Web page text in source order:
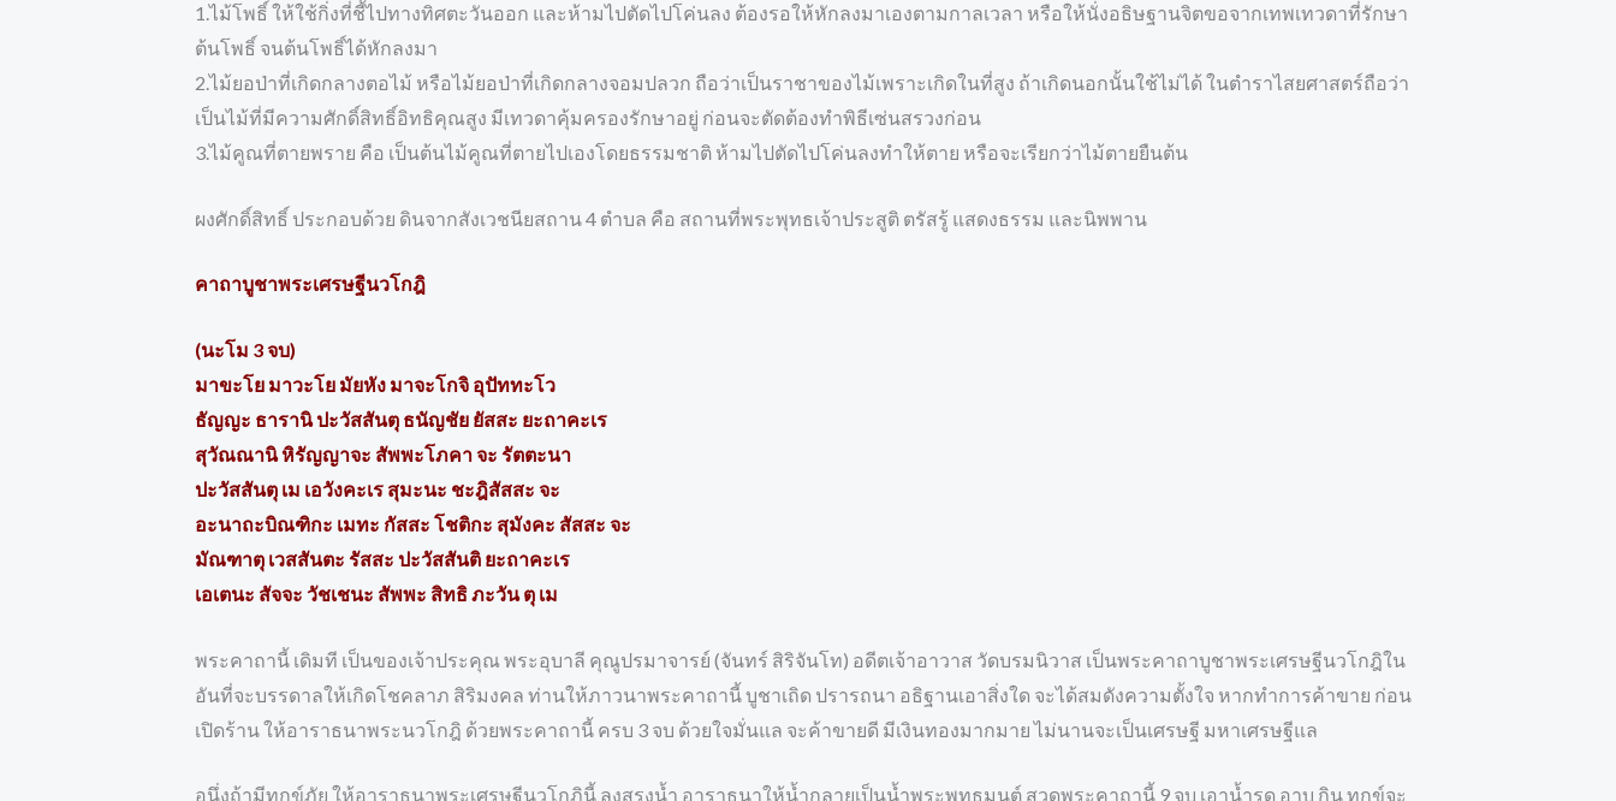
1.ไม้โพธิ์ ให้ใช้กิ่งที่ชี้ไปทางทิศตะวันออก และห้ามไปตัดไปโค่นลง ต้องรอให้หักลงมาเองตามกาลเวลา หรือให้นั่งอธิษฐานจิตขอจากเทพเทวดาที่รักษา
ต้นโพธิ์ จนต้นโพธิ์ได้หักลงมา
2.ไม้ยอป่าที่เกิดกลางตอไม้ หรือไม้ยอป่าที่เกิดกลางจอมปลวก ถือว่าเป็นราชาของไม้เพราะเกิดในที่สูง ถ้าเกิดนอกนั้นใช้ไม่ได้ ในตำราไสยศาสตร์ถือว่า
เป็นไม้ที่มีความศักดิ์สิทธิ์อิทธิคุณสูง มีเทวดาคุ้มครองรักษาอยู่ ก่อนจะตัดต้องทำพิธีเซ่นสรวงก่อน
3.ไม้คูณที่ตายพราย คือ เป็นต้นไม้คูณที่ตายไปเองโดยธรรมชาติ ห้ามไปตัดไปโค่นลงทำให้ตาย หรือจะเรียกว่าไม้ตายยืนต้น
ผงศักดิ์สิทธิ์ ประกอบด้วย ดินจากสังเวชนียสถาน 4 ตำบล คือ สถานที่พระพุทธเจ้าประสูติ ตรัสรู้ แสดงธรรม และนิพพาน
คาถาบูชาพระเศรษฐีนวโกฎิ
(นะโม 3 จบ)
มาขะโย มาวะโย มัยหัง มาจะโกจิ อุปัททะโว
ธัญญะ ธารานิ ปะวัสสันตุ ธนัญชัย ยัสสะ ยะถาคะเร
สุวัณณานิ หิรัญญาจะ สัพพะโภคา จะ รัตตะนา
ปะวัสสันตุ เม เอวังคะเร สุมะนะ ชะฎิสัสสะ จะ
อะนาถะบิณฑิกะ เมทะ กัสสะ โชติกะ สุมังคะ สัสสะ จะ
มัณฑาตุ เวสสันตะ รัสสะ ปะวัสสันติ ยะถาคะเร
เอเตนะ สัจจะ วัชเชนะ สัพพะ สิทธิ ภะวัน ตุ เม
พระคาถานี้ เดิมที เป็นของเจ้าประคุณ พระอุบาลี คุณูปรมาจารย์ (จันทร์ สิริจันโท) อดีตเจ้าอาวาส วัดบรมนิวาส เป็นพระคาถาบูชาพระเศรษฐีนวโกฎิใน
อันที่จะบรรดาลให้เกิดโชคลาภ สิริมงคล ท่านให้ภาวนาพระคาถานี้ บูชาเถิด ปรารถนา อธิฐานเอาสิ่งใด จะได้สมดังความตั้งใจ หากทำการค้าขาย ก่อน
เปิดร้าน ให้อาราธนาพระนวโกฎิ ด้วยพระคาถานี้ ครบ 3 จบ ด้วยใจมั่นแล จะค้าขายดี มีเงินทองมากมาย ไม่นานจะเป็นเศรษฐี มหาเศรษฐีแล
อนึ่งถ้ามีทุกข์ภัย ให้อาราธนาพระเศรษฐีนวโกฎินี้ ลงสรงน้ำ อาราธนาให้น้ำกลายเป็นน้ำพระพุทธมนต์ สวดพระคาถานี้ 9 จบ เอาน้ำรด อาบ กิน ทุกข์จะ